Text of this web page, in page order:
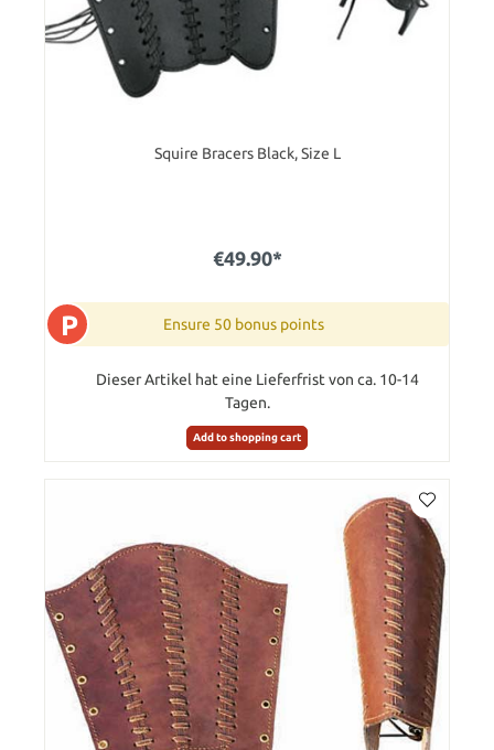
Squire Bracers Black, Size L
€49.90*
P Ensure 50 bonus points
Dieser Artikel hat eine Lieferfrist von ca. 10-14
Tagen.
Add to shopping cart